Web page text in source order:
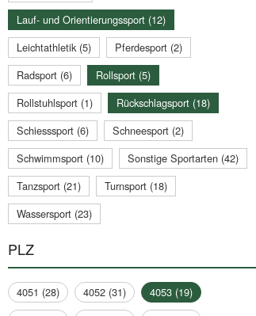
Lauf- und Orientierungssport (12)
Leichtathletik (5)
Pferdesport (2)
Radsport (6)
Rollsport (5)
Rollstuhlsport (1)
Rückschlagsport (18)
Schiesssport (6)
Schneesport (2)
Schwimmsport (10)
Sonstige Sportarten (42)
Tanzsport (21)
Turnsport (18)
Wassersport (23)
PLZ
4051 (28) 4052 (31)
4053 (19)